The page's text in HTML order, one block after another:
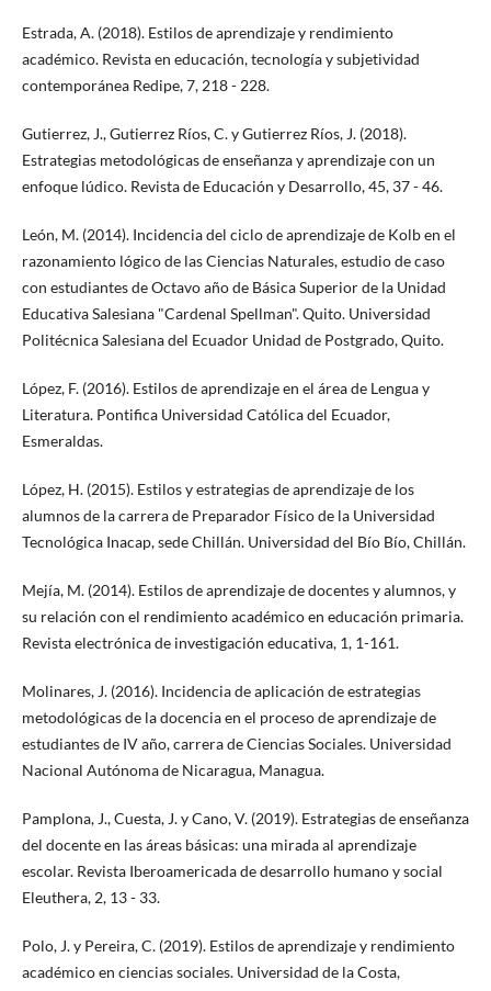
Estrada, A. (2018). Estilos de aprendizaje y rendimiento
académico. Revista en educación, tecnología y subjetividad
contemporánea Redipe, 7, 218 - 228.
Gutierrez, J., Gutierrez Ríos, C. y Gutierrez Ríos, J. (2018).
Estrategias metodológicas de enseñanza y aprendizaje con un
enfoque lúdico. Revista de Educación y Desarrollo, 45, 37 - 46.
León, M. (2014). Incidencia del ciclo de aprendizaje de Kolb en el
razonamiento lógico de las Ciencias Naturales, estudio de caso
con estudiantes de Octavo año de Básica Superior de la Unidad
Educativa Salesiana "Cardenal Spellman". Quito. Universidad
Politécnica Salesiana del Ecuador Unidad de Postgrado, Quito.
López, F. (2016). Estilos de aprendizaje en el área de Lengua y
Literatura. Pontifica Universidad Católica del Ecuador,
Esmeraldas.
López, H. (2015). Estilos y estrategias de aprendizaje de los
alumnos de la carrera de Preparador Físico de la Universidad
Tecnológica Inacap, sede Chillán. Universidad del Bío Bío, Chillán.
Mejía, M. (2014). Estilos de aprendizaje de docentes y alumnos, y
su relación con el rendimiento académico en educación primaria.
Revista electrónica de investigación educativa, 1, 1-161.
Molinares, J. (2016). Incidencia de aplicación de estrategias
metodológicas de la docencia en el proceso de aprendizaje de
estudiantes de IV año, carrera de Ciencias Sociales. Universidad
Nacional Autónoma de Nicaragua, Managua.
Pamplona, J., Cuesta, J. y Cano, V. (2019). Estrategias de enseñanza
del docente en las áreas básicas: una mirada al aprendizaje
escolar. Revista Iberoamericada de desarrollo humano y social
Eleuthera, 2, 13 - 33.
Polo, J. y Pereira, C. (2019). Estilos de aprendizaje y rendimiento
académico en ciencias sociales. Universidad de la Costa,